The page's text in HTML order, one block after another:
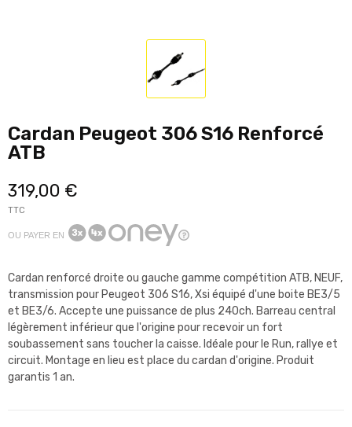
Cardan Peugeot 306 S16 Renforcé
ATB
319,00 €
TTC
OU PAYER EN
Cardan renforcé droite ou gauche gamme compétition ATB, NEUF,
transmission pour Peugeot 306 S16, Xsi équipé d'une boite BE3/5
et BE3/6. Accepte une puissance de plus 240ch. Barreau central
légèrement inférieur que l'origine pour recevoir un fort
soubassement sans toucher la caisse. Idéale pour le Run, rallye et
circuit. Montage en lieu est place du cardan d'origine. Produit
garantis 1 an.